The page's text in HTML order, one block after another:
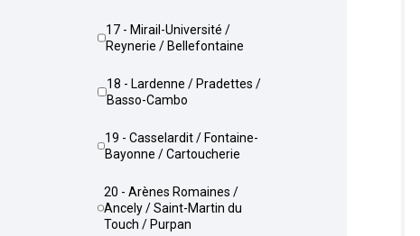
17 - Mirail-Université /
Reynerie / Bellefontaine
18 - Lardenne / Pradettes /
Basso-Cambo
19 - Casselardit / Fontaine-
Bayonne / Cartoucherie
20 - Arènes Romaines /
Ancely / Saint-Martin du
Touch / Purpan